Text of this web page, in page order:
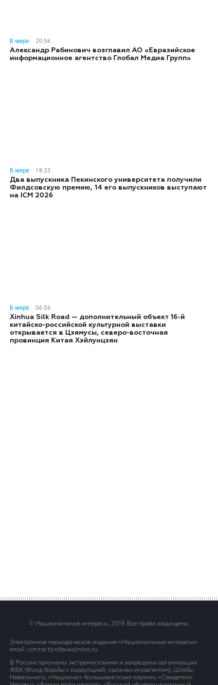
В мире
20:56
Александр Рабинович возглавил АО «Евразийское
информационное агентство Глобал Медиа Групп»
В мире
18:23
Два выпускника Пекинского университета получили
Филдсовскую премию, 14 его выпускников выступают
на ICM 2026
В мире
06:56
Xinhua Silk Road — дополнительный объект 16-й
китайско-российской культурной выставки
открывается в Цзямусы, северо-восточная
провинция Китая Хэйлунцзян
© Национальные интересы, 2019. Все права защищены.
Электронное периодическое издание «Национальные интересы» .
email: contact(сoбaчка)niros.ru
В России признаны экстремистскими и запрещены организации
ФБК (Фонд борьбы с коррупцией, признан иноагентом), Штабы
Навального, «Национал-большевистская партия», «Свидетели